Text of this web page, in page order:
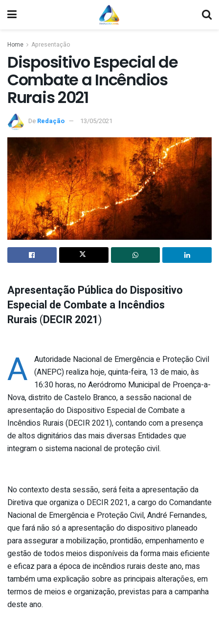
Home Apresentação
Dispositivo Especial de
Combate a Incêndios
Rurais 2021
De Redação 13/05/2021
Apresentação Pública do Dispositivo
Especial de Combate a Incêndios
Rurais (DECIR 2021)
A Autoridade Nacional de Emergência e Proteção Civil
(ANEPC) realiza hoje, quinta-feira, 13 de maio, às
16:30 horas, no Aeródromo Municipal de Proença-a-
Nova, distrito de Castelo Branco, a sessão nacional de
apresentação do Dispositivo Especial de Combate a
Incêndios Rurais (DECIR 2021), contando com a presença
de altos dignitários das mais diversas Entidades que
integram o sistema nacional de proteção civil.
No contexto desta sessão, será feita a apresentação da
Diretiva que organiza o DECIR 2021, a cargo do Comandante
Nacional de Emergência e Proteção Civil, André Fernandes,
que fará não só a apresentação do dispositivo planeado
para assegurar a mobilização, prontidão, empenhamento e
gestão de todos meios disponíveis da forma mais eficiente
e eficaz para a época de incêndios rurais deste ano, mas
também uma explicação sobre as principais alterações, em
termos de meios e organização, previstas para a campanha
deste ano.